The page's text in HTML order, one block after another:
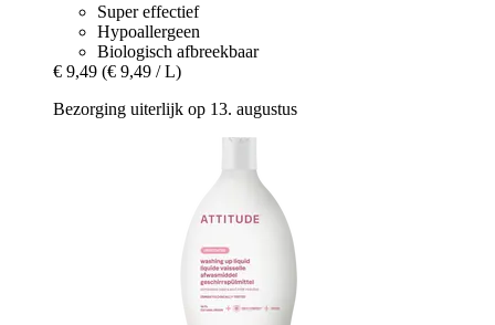
Super effectief
Hypoallergeen
Biologisch afbreekbaar
€ 9,49 (€ 9,49 / L)
Bezorging uiterlijk op 13. augustus